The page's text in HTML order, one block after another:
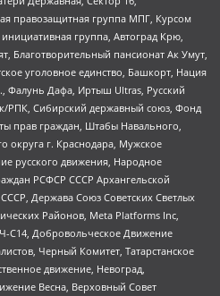
правозащитная группа МПГ, Курсом
группа, Автоград Крю,
Благотворительный пансионат Ак Умут,
уголовное единство, Башкорт, Нация
Фалунь Дафа, Иртыш Ultras, Русский
РПК, Сибирский державный союз, Фонд
прав граждан, Штабы Навального,
округа г. Краснодара, Мужское
русского движения, Народное
РСФСР СССР Архангельской
Держава Союз Советских Светлых
Районов, Meta Platforms Inc,
С14, Добровольческое Движение
Черный Комитет, Татарстанское
движение, Невоград,
Весна, Верховный Совет